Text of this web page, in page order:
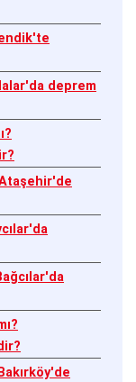
deprem